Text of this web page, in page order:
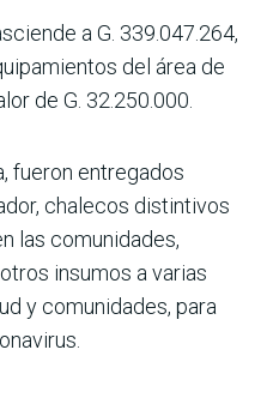
a G. 339.047.264,
del área de
de G. 32.250.000.
fueron entregados
chalecos distintivos
las comunidades,
insumos a varias
y comunidades, para